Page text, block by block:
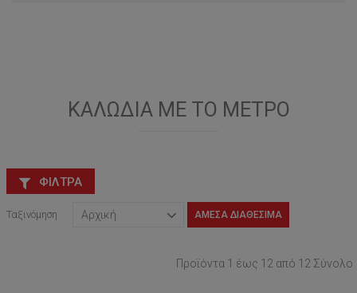
ΚΑΛΏΔΙΑ ΜΕ ΤΟ ΜΈΤΡΟ
ΦΊΛΤΡΑ
Ταξινόμηση ΆΜΕΣΑ ΔΙΑΘΈΣΙΜΑ
Προϊόντα 1 έως 12 από 12 Σύνολο